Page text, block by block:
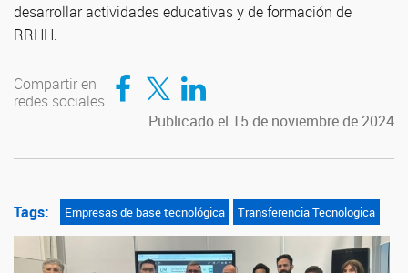
desarrollar actividades educativas y de formación de
RRHH.
Compartir en
redes sociales
Compartir en Facebook
Compartir en TwitterCompartir en LinkedIn
Publicado el 15 de noviembre de 2024
Tags: Empresas de base tecnológica Transferencia Tecnologica